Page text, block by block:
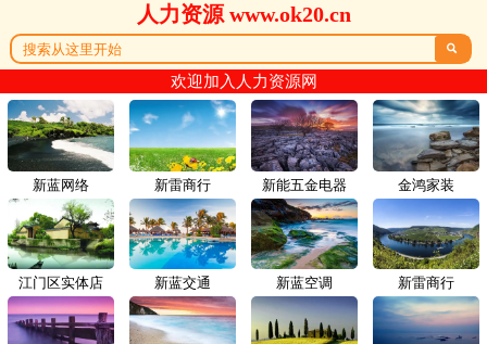
人力资源 www.ok20.cn

欢迎加入人力资源网
新蓝网络 新雷商行
江门区实体店 新蓝交通
新能五金电器 金鸿家装
新蓝空调 新雷商行